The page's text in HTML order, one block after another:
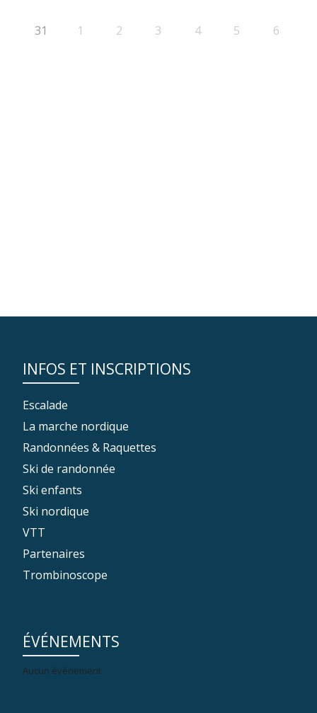
31 1 2 3 4 5 6
INFOS ET INSCRIPTIONS
Escalade
La marche nordique
Randonnées & Raquettes
Ski de randonnée
Ski enfants
Ski nordique
VTT
Partenaires
Trombinoscope
ÉVÉNEMENTS
Aucun événement